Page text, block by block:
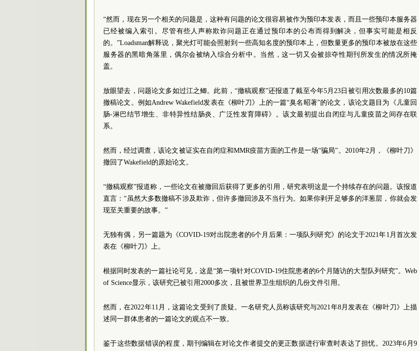
“然而，现在另一个相关的问题是，这种有问题的论文很容易被作为预印本发表，而且一些预印本服务器
已经被编入索引。尽管有些人声称欺诈问题正在通过预印本的公布而得到解决，但事实可能是相反
的。”Loadsman解释说，聚光灯可能会照射到一些高知名度的预印本上，但数量更多的预印本被放在这些
服务器的黑暗角落里，偶尔会被纳入综合分析中。当然，这一切又会被掠夺性期刊所发生的情况所掩
盖。
放眼望去，问题论文多如过江之鲫。此前，“撤稿观察”还报道了截至今年5月23日被引用次数最多的10篇
撤稿论文。例如Andrew Wakefield发表在《柳叶刀》上的一篇“臭名昭著”的论文，该论文题目为《儿童回
肠-淋巴结节增生、非特异性结肠炎、广泛性发育障碍》。该文最初提出自闭症与儿童疫苗之间存在联
系。
然而，经过调查，该论文被证实在自闭症和MMR疫苗方面的工作是一场“骗局”。2010年2月，《柳叶刀》
撤回了Wakefield的原始论文。
“撤稿观察”报道称，一些论文在被撤回后获得了更多的引用，研究表明这是一个持续存在的问题。该报道
直言：“虽然大多数撤稿不涉及欺诈，但许多撤回涉及不当行为。如果你剥开足够多的洋葱层，你就会发
现至关重要的故事。”
无独有偶，另一篇题为《COVID-19对出院患者的6个月后果：一项队列研究》的论文于2021年1月首次发
表在《柳叶刀》上。
根据同时发表的一篇社论可见，这是“第一项针对COVID-19住院患者的6个月随访的大型队列研究”。Web
of Science显示，该研究已被引用2000多次，且被世界卫生组织的几份文件引用。
然而，在2022年11月，这篇论文受到了质疑。一名研究人员称该研究与2021年8月发表在《柳叶刀》上描
述同一群体患者的一篇论文的观点不一致。
鉴于这些数据错误的程度，期刊编辑在对论文作者提交的更正数据进行审查时表达了担忧。2023年6月9